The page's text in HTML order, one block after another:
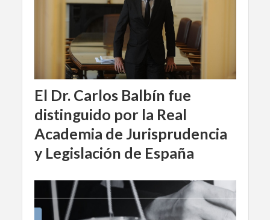
El Dr. Carlos Balbín fue
distinguido por la Real
Academia de Jurisprudencia
y Legislación de España